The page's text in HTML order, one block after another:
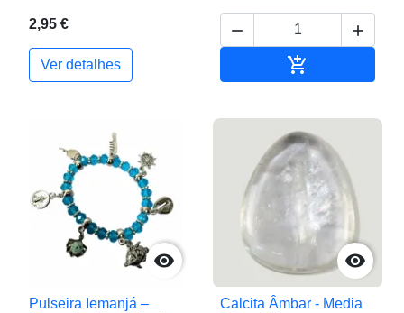
2,95 €
Ver detalhes
 


Pulseira Iemanjá –

Calcita Âmbar - Media